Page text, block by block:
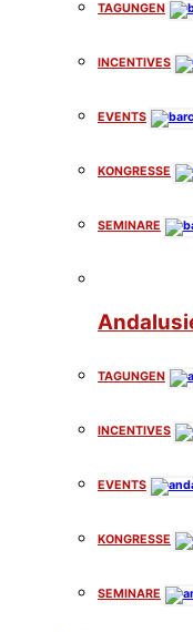
TAGUNGEN
INCENTIVES
EVENTS
KONGRESSE
SEMINARE
TAGUNGEN
INCENTIVES
EVENTS
KONGRESSE
SEMINARE